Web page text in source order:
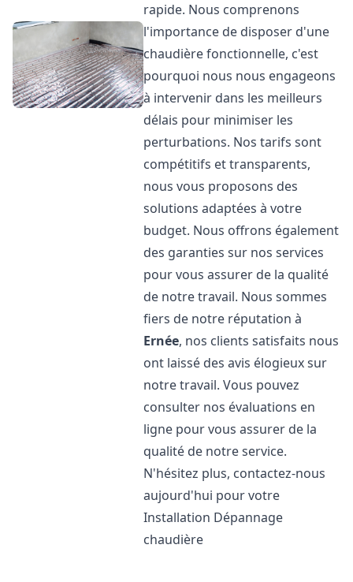
rapide. Nous comprenons
l'importance de disposer d'une
chaudière fonctionnelle, c'est
pourquoi nous nous engageons
à intervenir dans les meilleurs
délais pour minimiser les
perturbations. Nos tarifs sont
compétitifs et transparents,
nous vous proposons des
solutions adaptées à votre
budget. Nous offrons également
des garanties sur nos services
pour vous assurer de la qualité
de notre travail. Nous sommes
fiers de notre réputation à
Ernée, nos clients satisfaits nous
ont laissé des avis élogieux sur
notre travail. Vous pouvez
consulter nos évaluations en
ligne pour vous assurer de la
qualité de notre service.
N'hésitez plus, contactez-nous
aujourd'hui pour votre
Installation Dépannage
chaudière